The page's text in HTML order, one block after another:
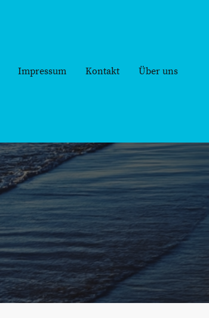
Impressum Kontakt Über uns